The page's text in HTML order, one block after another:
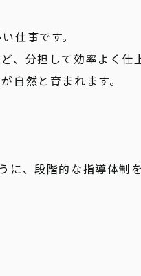
仕事です。
、分担して効率よく仕
自然と育まれます。
、段階的な指導体制を